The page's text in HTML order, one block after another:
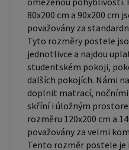
spánku, vaší tělesné
zdravotní problémy, které
rošt ZDARMA: Laťkový
kteří hledají kvalitní,
podklad pod matraci.
dřevěných lišt, které
poskytuje dobrou podporu
odvádění vlhkosti.
příčkami, které jsou
80x200 cm a 90x200 cm
považovány za
Tyto rozměry postele
jednotlivce a najdou
studentském pokoji,
dalších pokojích. Námi
doplnit matrací,
skříní i úložným
rozměru 120x200 cm a
považovány za velmi
Tento rozměr postele je